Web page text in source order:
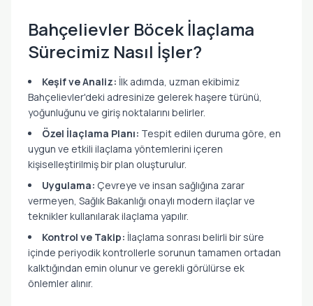
Bahçelievler Böcek İlaçlama
Sürecimiz Nasıl İşler?
Keşif ve Analiz: İlk adımda, uzman ekibimiz
Bahçelievler'deki adresinize gelerek haşere türünü,
yoğunluğunu ve giriş noktalarını belirler.
Özel İlaçlama Planı: Tespit edilen duruma göre, en
uygun ve etkili ilaçlama yöntemlerini içeren
kişiselleştirilmiş bir plan oluşturulur.
Uygulama: Çevreye ve insan sağlığına zarar
vermeyen, Sağlık Bakanlığı onaylı modern ilaçlar ve
teknikler kullanılarak ilaçlama yapılır.
Kontrol ve Takip: İlaçlama sonrası belirli bir süre
içinde periyodik kontrollerle sorunun tamamen ortadan
kalktığından emin olunur ve gerekli görülürse ek
önlemler alınır.